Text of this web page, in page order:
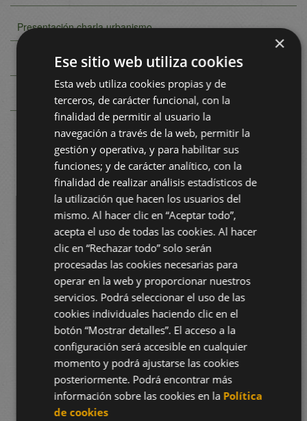
Presentación charla urbanismo
Video de colegiación
FITOSANITARIOS
×
Ese sitio web utiliza cookies
Esta web utiliza cookies propias y de
terceros, de carácter funcional, con la
finalidad de permitir al usuario la
navegación a través de la web, permitir la
gestión y operativa, y para habilitar sus
funciones; y de carácter analítico, con la
finalidad de realizar análisis estadísticos de
la utilización que hacen los usuarios del
mismo. Al hacer clic en “Aceptar todo”,
acepta el uso de todas las cookies. Al hacer
clic en “Rechazar todo” solo serán
procesadas las cookies necesarias para
operar en la web y proporcionar nuestros
servicios. Podrá seleccionar el uso de las
cookies individuales haciendo clic en el
botón “Mostrar detalles”. El acceso a la
configuración será accesible en cualquier
momento y podrá ajustarse las cookies
posteriormente. Podrá encontrar más
información sobre las cookies en la Política
de cookies